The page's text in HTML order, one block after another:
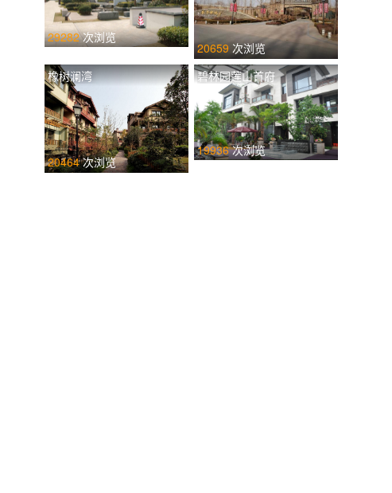
29282 次浏览
20659 次浏览
橡树澜湾
20464 次浏览
碧林园莲山首府
19936 次浏览